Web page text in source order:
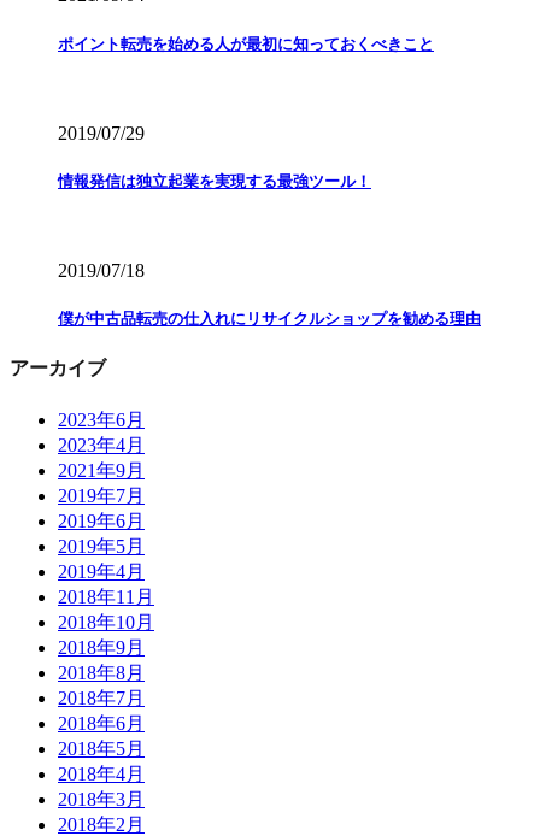
ポイント転売を始める人が最初に知っておくべきこと
2019/07/29
情報発信は独立起業を実現する最強ツール！
2019/07/18
僕が中古品転売の仕入れにリサイクルショップを勧める理由
アーカイブ
2023年6月
2023年4月
2021年9月
2019年7月
2019年6月
2019年5月
2019年4月
2018年11月
2018年10月
2018年9月
2018年8月
2018年7月
2018年6月
2018年5月
2018年4月
2018年3月
2018年2月